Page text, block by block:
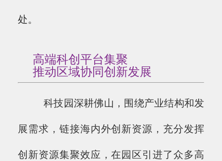
处。
高端科创平台集聚
推动区域协同创新发展
科技园深耕佛山，围绕产业结构和发
展需求，链接海内外创新资源，充分发挥
创新资源集聚效应，在园区引进了众多高